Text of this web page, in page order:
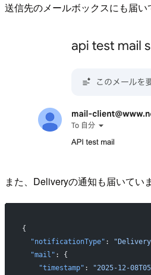
送信先のメールボックスにも届い
また、Deliveryの通知も届いてい
{
  "notificationType"
:
  "mail"
: {
    "timestamp"
: "2025-12-